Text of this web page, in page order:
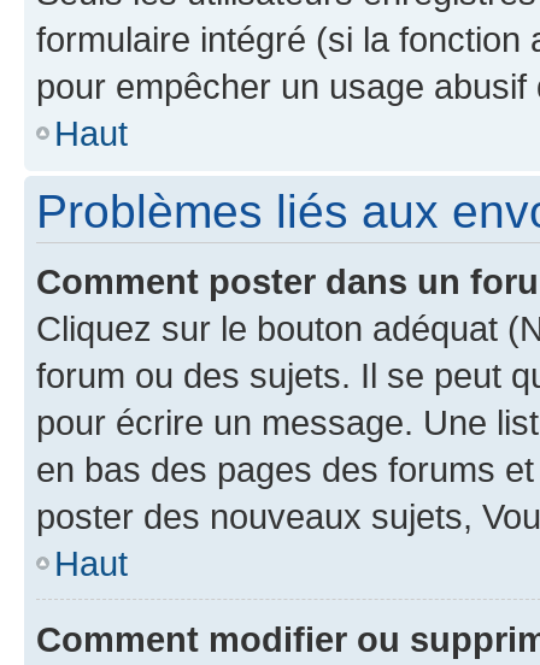
formulaire intégré (si la fonction
pour empêcher un usage
Haut
Problèmes liés aux
Comment poster dans un
Cliquez sur le bouton adéquat
forum ou des sujets. Il se peut
pour écrire un message. Une
en bas des pages des forums
poster des nouveaux sujets,
Haut
Comment modifier ou